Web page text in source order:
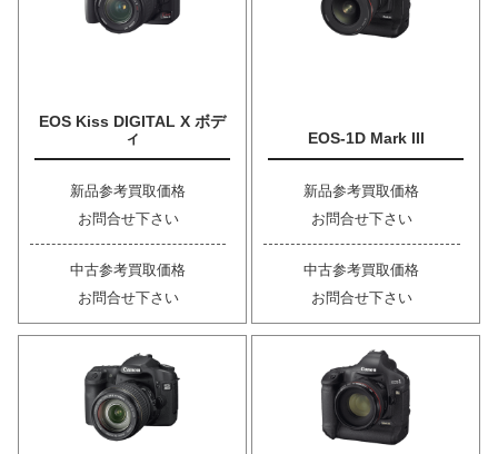
EOS Kiss DIGITAL X ボデ
ィ
新品参考買取価格
お問合せ下さい
中古参考買取価格
お問合せ下さい
EOS-1D Mark III
新品参考買取価格
お問合せ下さい
中古参考買取価格
お問合せ下さい